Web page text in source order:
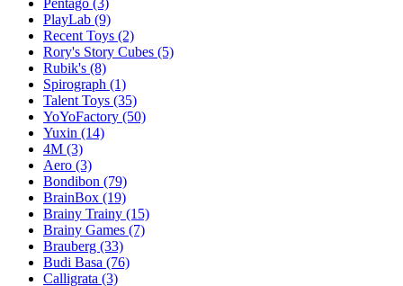
Pentago (3)
PlayLab (9)
Recent Toys (2)
Rory's Story Cubes (5)
Rubik's (8)
Spirograph (1)
Talent Toys (35)
YoYoFactory (50)
Yuxin (14)
4M (3)
Aero (3)
Bondibon (79)
BrainBox (19)
Brainy Trainy (15)
Brainy Games (7)
Brauberg (33)
Budi Basa (76)
Calligrata (3)